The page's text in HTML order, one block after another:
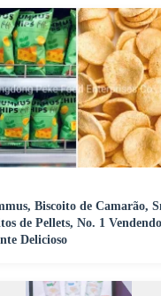
Biscoito de Camarão,
de Pellets, No. 1
Delicioso